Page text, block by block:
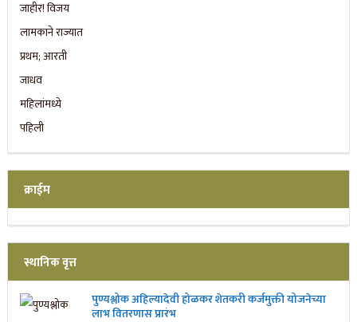
क्राईम
स्थानिक वृत्त
पुण्यश्लोक अहिल्यादेवी होळकर शेतकरी कर्जमुक्ती योजनेच्या
लाभ वितरणास प्रारंभ